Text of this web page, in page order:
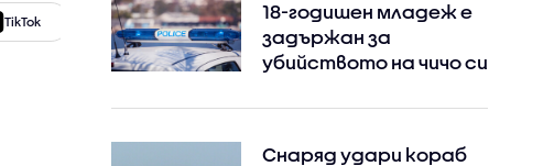
TikTok Instagram Facebook
18-годишен младеж е
задържан за
убийството на чичо си
Снаряд удари кораб